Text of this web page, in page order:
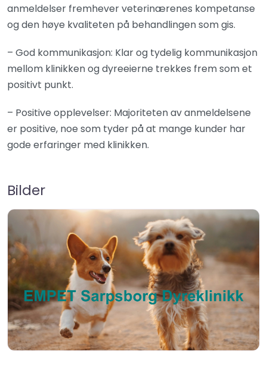
anmeldelser fremhever veterinærenes kompetanse
og den høye kvaliteten på behandlingen som gis.
– God kommunikasjon: Klar og tydelig kommunikasjon
mellom klinikken og dyreeierne trekkes frem som et
positivt punkt.
– Positive opplevelser: Majoriteten av anmeldelsene
er positive, noe som tyder på at mange kunder har
gode erfaringer med klinikken.
Bilder